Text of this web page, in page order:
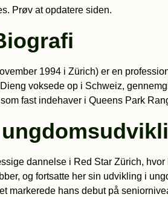
Prøv at opdatere siden.
1994 i Zürich) er en
voksede op i Schweiz,
fast indehaver i Queens Park
dannelse i Red Star Zürich,
og fortsatte her sin udvikling i
markerede hans debut på